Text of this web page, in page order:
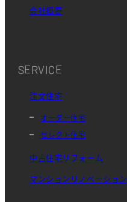
会社概要
SERVICE
注文住宅
オーダー住宅
セレクト住宅
中古住宅リフォーム
マンションリノベーション